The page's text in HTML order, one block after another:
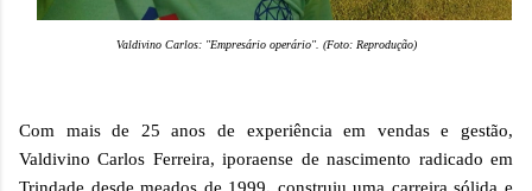
Valdivino Carlos: "Empresário operário". (Foto: Reprodução)
Com mais de 25 anos de experiência em vendas e gestão,
Valdivino Carlos Ferreira, iporaense de nascimento radicado em